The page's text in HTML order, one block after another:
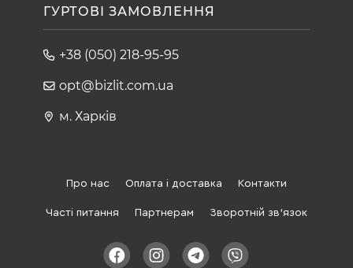
ГУРТОВІ ЗАМОВЛЕННЯ
+38 (050) 218-95-95
opt@bizlit.com.ua
м. Харків
Про нас Оплата і доставка Контакти
Часті питання Партнерам Зворотній зв'язок